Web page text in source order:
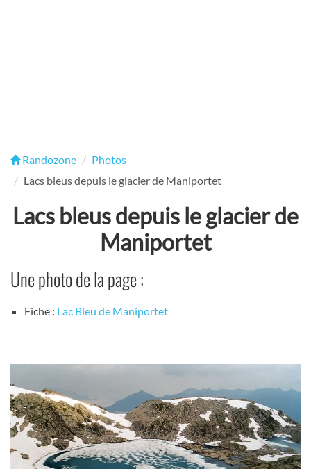
Randozone
Photos
Lacs bleus depuis le glacier de Maniportet
Lacs bleus depuis le glacier de
Maniportet
Une photo de la page :
Fiche : Lac Bleu de Maniportet